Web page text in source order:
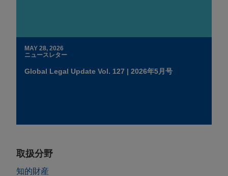
MAY 28, 2026
ニュースレター
Global Legal Update Vol. 127 | 2026年5月号
取扱分野
知的財産